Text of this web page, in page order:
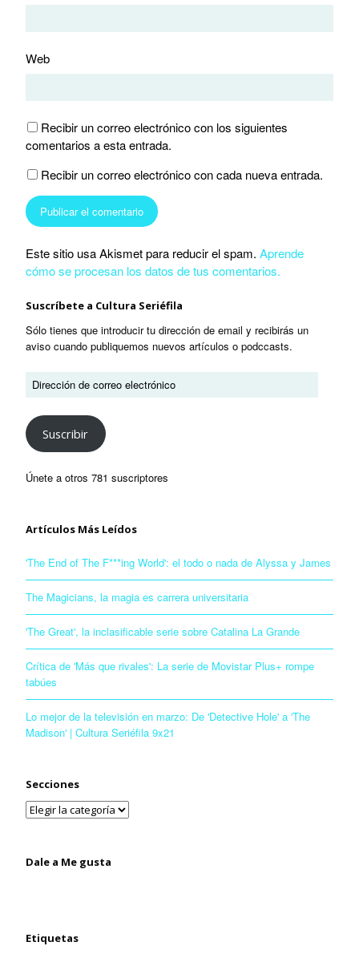
Web
Recibir un correo electrónico con los siguientes
comentarios a esta entrada.
Recibir un correo electrónico con cada nueva entrada.
Este sitio usa Akismet para reducir el spam. Aprende
cómo se procesan los datos de tus comentarios.
Suscríbete a Cultura Seriéfila
Sólo tienes que introducir tu dirección de email y recibirás un
aviso cuando publiquemos nuevos artículos o podccasts.
Suscribir
Únete a otros 781 suscriptores
Artículos Más Leídos
'The End of The F***ing World': el todo o nada de Alyssa y James
The Magicians, la magia es carrera universitaria
'The Great', la inclasificable serie sobre Catalina La Grande
Crítica de 'Más que rivales': La serie de Movistar Plus+ rompe
tabúes
Lo mejor de la televisión en marzo: De 'Detective Hole' a 'The
Madison' | Cultura Seriéfila 9x21
Secciones
Dale a Me gusta
Etiquetas